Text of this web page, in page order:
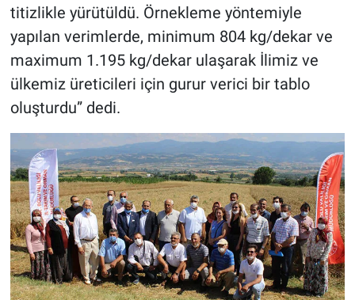
titizlikle yürütüldü. Örnekleme yöntemiyle
yapılan verimlerde, minimum 804 kg/dekar ve
maximum 1.195 kg/dekar ulaşarak İlimiz ve
ülkemiz üreticileri için gurur verici bir tablo
oluşturdu” dedi.